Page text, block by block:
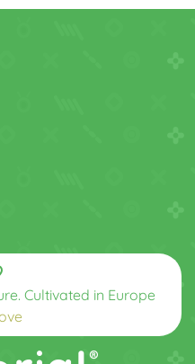
Cultivated in Europe